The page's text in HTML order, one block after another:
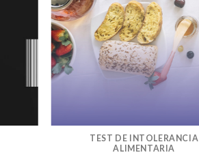
TEST DE INTOLERANCIA
ALIMENTARIA